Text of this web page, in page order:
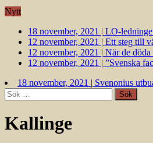
Nytt
18 november, 2021 | LO-
12 november, 2021 | Ett steg till
12 november, 2021 | När de döda
12 november, 2021 | ”Svenska
18 november, 2021 | Svenonius
Sök
efter:
Kallinge